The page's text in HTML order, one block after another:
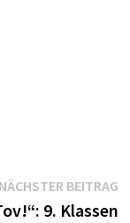
NÄCHSTER BEITRAG
9. Klassen